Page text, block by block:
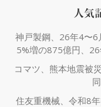
人気
神戸製鋼、26年4〜6
5%増の875億円、
コマツ、熊本地震被
住友重機械、令和8